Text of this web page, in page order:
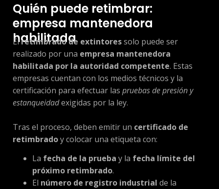
Quién puede retimbrar:
empresa mantenedora
habilitada
Elretimbrado de extintoressolo puede ser
realizado por una empresa mantenedora
habilitada por la autoridad competente. Estas
empresas cuentan con los medios técnicos y la
certificación para efectuar las pruebas de presión y
estanqueidadexigidas por la ley.
Tras el proceso, deben emitir un certificado de
retimbradoy colocar una etiqueta con:
La fecha de la prueba y la fecha límite del
próximo retimbrado.
El número de registro industrial de la